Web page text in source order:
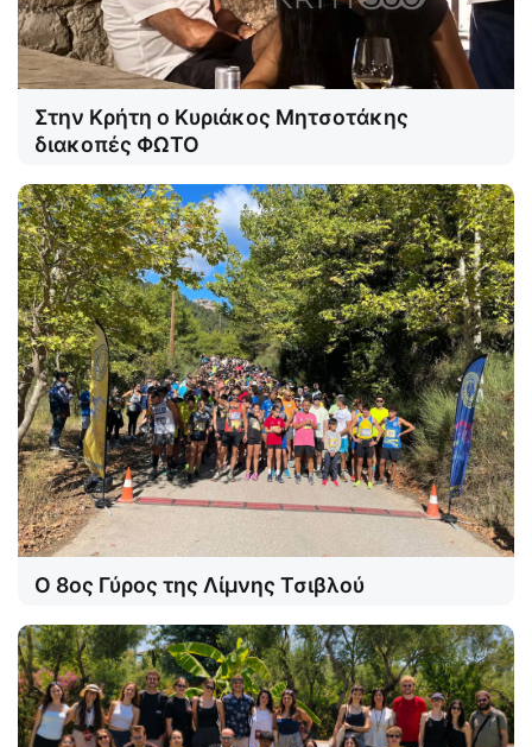
Στην Κρήτη ο Κυριάκος Μητσοτάκης
διακοπές ΦΩΤΟ
Ο 8ος Γύρος της Λίμνης Τσιβλού